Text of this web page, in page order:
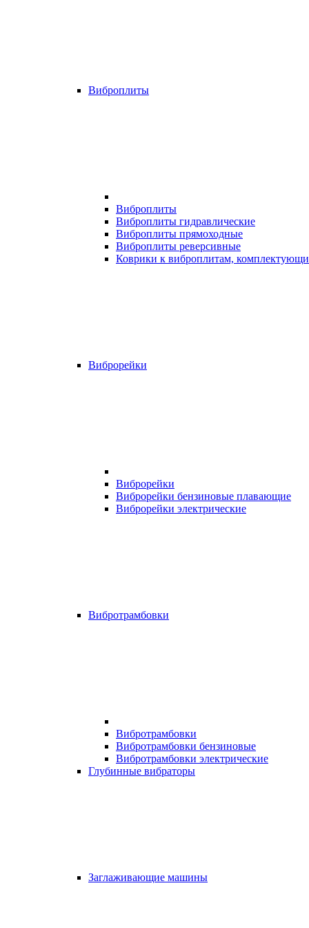
Виброплиты
Виброплиты
Виброплиты гидравлические
Виброплиты прямоходные
Виброплиты реверсивные
Коврики к виброплитам,
Виброрейки
Виброрейки
Виброрейки бензиновые плавающие
Виброрейки электрические
Вибротрамбовки
Вибротрамбовки
Вибротрамбовки бензиновые
Вибротрамбовки электрические
Глубинные вибраторы
Заглаживающие машины